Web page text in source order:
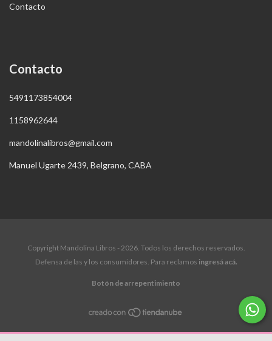
Contacto
Contacto
5491173854004
1158962644
mandolinalibros@gmail.com
Manuel Ugarte 2439, Belgrano, CABA
Copyright Mandolina Libros - 2026. Todos los derechos reservados.
Defensa de las y los consumidores. Para reclamos ingresá acá.
Botón de arrepentimiento